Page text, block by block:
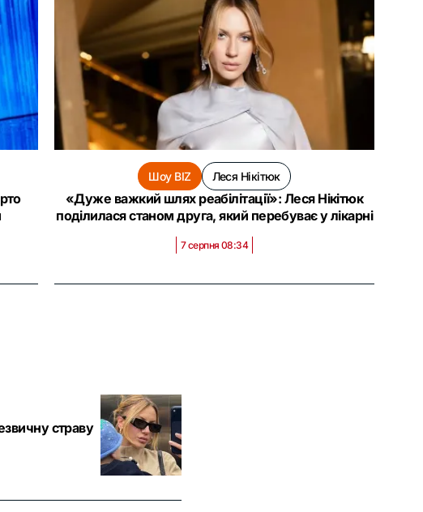
Шоу BIZ Леся Нікітюк
«Дуже важкий шлях реабілітації»: Леся Нікітюк
поділилася станом друга, який перебуває у лікарні
7 серпня 08:34
страву